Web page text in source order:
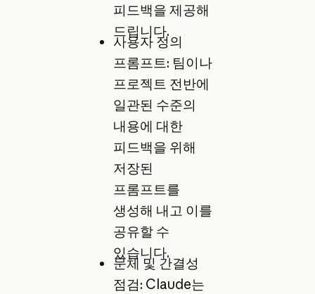
피드백을 제공해
드립니다.
사용자 정의
프롬프트: 팀이나
프로젝트 전반에
일관된 수준의
내용에 대한
피드백을 위해
저장된
프롬프트를
생성해 내고 이를
공유할 수
있습니다.
문체 및 간결성
점검: Claude는